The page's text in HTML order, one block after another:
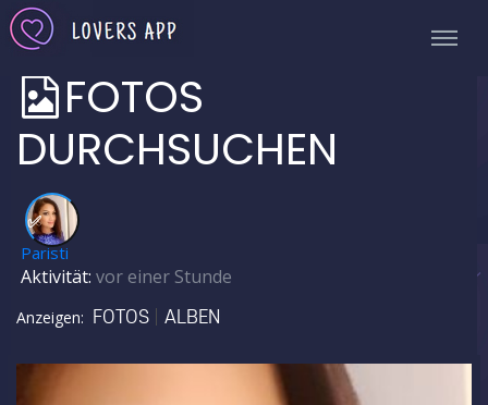
FOTOS
DURCHSUCHEN
✅
Paristi
Aktivität: vor einer Stunde
Anzeigen: FOTOS ALBEN